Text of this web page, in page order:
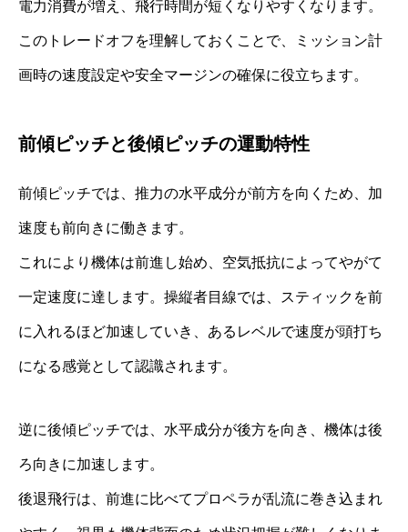
電力消費が増え、飛行時間が短くなりやすくなります。
このトレードオフを理解しておくことで、ミッション計
画時の速度設定や安全マージンの確保に役立ちます。
前傾ピッチと後傾ピッチの運動特性
前傾ピッチでは、推力の水平成分が前方を向くため、加
速度も前向きに働きます。
これにより機体は前進し始め、空気抵抗によってやがて
一定速度に達します。操縦者目線では、スティックを前
に入れるほど加速していき、あるレベルで速度が頭打ち
になる感覚として認識されます。
逆に後傾ピッチでは、水平成分が後方を向き、機体は後
ろ向きに加速します。
後退飛行は、前進に比べてプロペラが乱流に巻き込まれ